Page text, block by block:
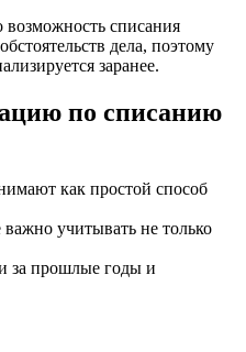
списания
дела, поэтому
заранее.
по списанию
как простой способ
учитывать не только
за прошлые годы и